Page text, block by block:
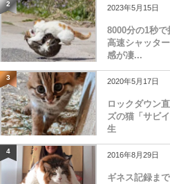
2 2023年5月15日
8000分の1秒
高速シャッタ
感が凄...
3 2020年5月17日
ロックダウン
ズの猫「サビ
生
4 2016年8月29日
ギネス記録ま